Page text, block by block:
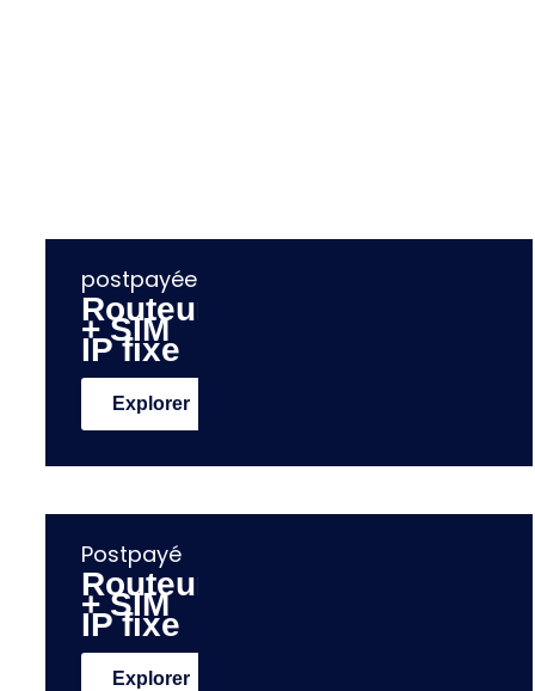
postpayée
Routeur
+ SIM
IP fixe
Explorer
Postpayé
Routeur
+ SIM
IP fixe
Explorer